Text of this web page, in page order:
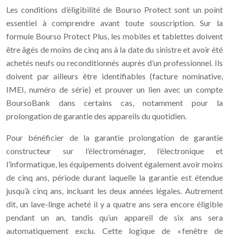
Les conditions d’éligibilité de Bourso Protect sont un point
essentiel à comprendre avant toute souscription. Sur la
formule Bourso Protect Plus, les mobiles et tablettes doivent
être âgés de moins de cinq ans à la date du sinistre et avoir été
achetés neufs ou reconditionnés auprès d’un professionnel. Ils
doivent par ailleurs être identifiables (facture nominative,
IMEI, numéro de série) et prouver un lien avec un compte
BoursoBank dans certains cas, notamment pour la
prolongation de garantie des appareils du quotidien.
Pour bénéficier de la garantie prolongation de garantie
constructeur sur l’électroménager, l’électronique et
l’informatique, les équipements doivent également avoir moins
de cinq ans, période durant laquelle la garantie est étendue
jusqu’à cinq ans, incluant les deux années légales. Autrement
dit, un lave-linge acheté il y a quatre ans sera encore éligible
pendant un an, tandis qu’un appareil de six ans sera
automatiquement exclu. Cette logique de « fenêtre de